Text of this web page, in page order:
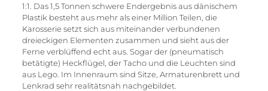
1:1. Das 1,5 Tonnen schwere Endergebnis aus dänischem
Plastik besteht aus mehr als einer Million Teilen, die
Karosserie setzt sich aus miteinander verbundenen
dreieckigen Elementen zusammen und sieht aus der
Ferne verblüffend echt aus. Sogar der (pneumatisch
betätigte) Heckflügel, der Tacho und die Leuchten sind
aus Lego. Im Innenraum sind Sitze, Armaturenbrett und
Lenkrad sehr realitätsnah nachgebildet.